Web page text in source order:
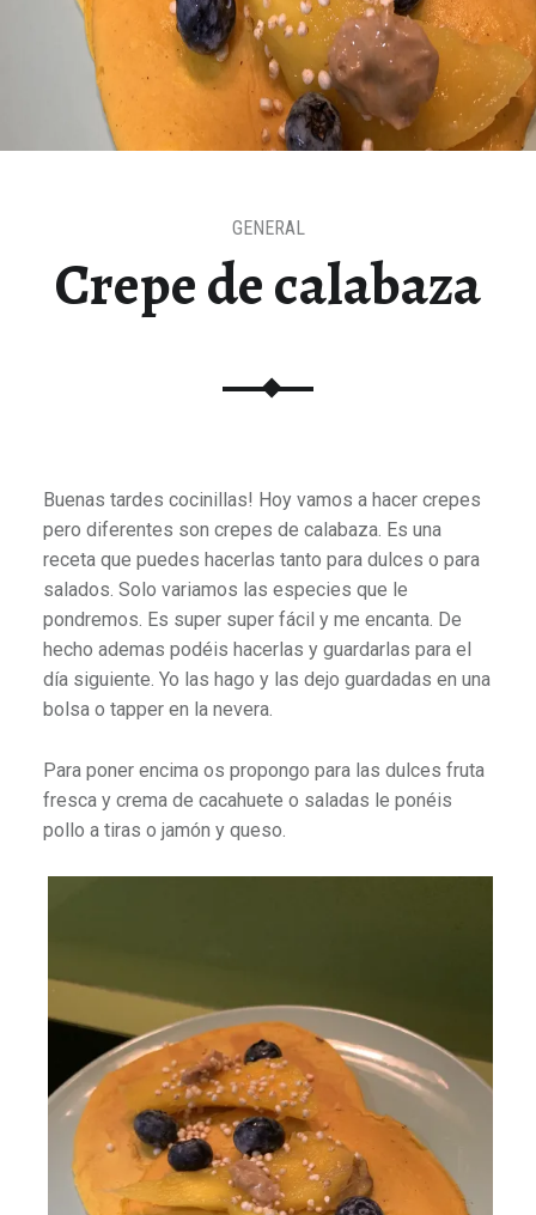
Crepe de calabaza
GENERAL
Buenas tardes cocinillas! Hoy vamos a hacer crepes
pero diferentes son crepes de calabaza. Es una
receta que puedes hacerlas tanto para dulces o para
salados. Solo variamos las especies que le
pondremos. Es super super fácil y me encanta. De
hecho ademas podéis hacerlas y guardarlas para el
día siguiente. Yo las hago y las dejo guardadas en una
bolsa o tapper en la nevera.
Para poner encima os propongo para las dulces fruta
fresca y crema de cacahuete o saladas le ponéis
pollo a tiras o jamón y queso.